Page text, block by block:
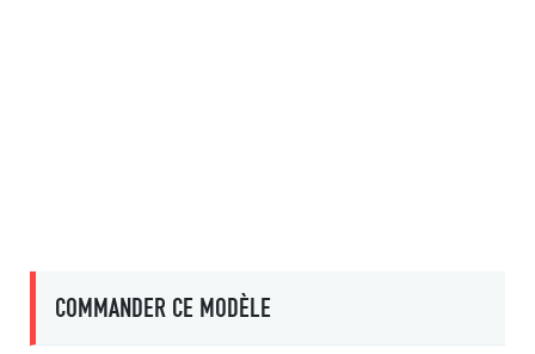
COMMANDER CE MODÈLE